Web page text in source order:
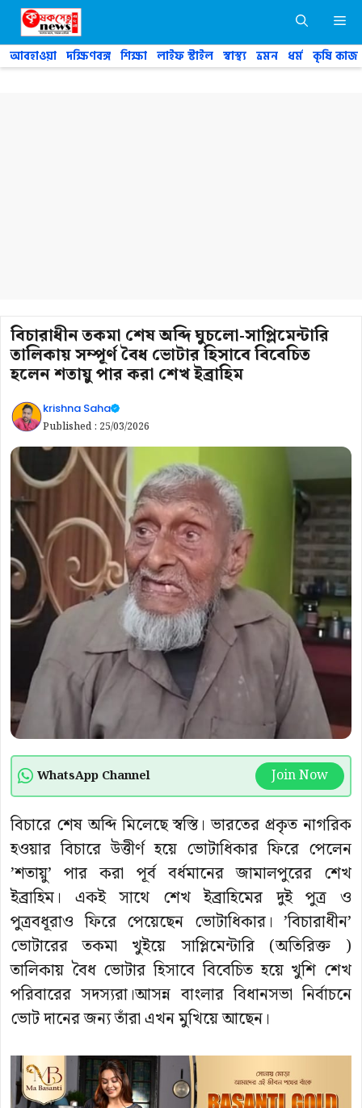
Skip
content
আবহাওয়া দক্ষিণবঙ্গ শিক্ষা লাইফ স্টাইল স্বাস্থ্য ভ্রমন ধর্ম কৃষি কাজ
বিচারাধীন তকমা শেষ অব্দি ঘুচলো-সাপ্লিমেন্টারি
তালিকায় সম্পূর্ণ বৈধ ভোটার হিসাবে বিবেচিত
হলেন শতায়ু পার করা শেখ ইব্রাহিম
krishna Saha
Published : 25/03/2026
WhatsApp Channel Join Now
বিচারে শেষ অব্দি মিলেছে স্বস্তি। ভারতের প্রকৃত নাগরিক
হওয়ার বিচারে উত্তীর্ণ হয়ে ভোটাধিকার ফিরে পেলেন
’শতায়ু’ পার করা পূর্ব বর্ধমানের জামালপুরের শেখ
ইব্রাহিম। একই সাথে শেখ ইব্রাহিমের দুই পুত্র ও
পুত্রবধূরাও ফিরে পেয়েছেন ভোটাধিকার। ’বিচারাধীন’
ভোটারের তকমা খুইয়ে সাপ্লিমেন্টারি (অতিরিক্ত )
তালিকায় বৈধ ভোটার হিসাবে বিবেচিত হয়ে খুশি শেখ
পরিবারের সদস্যরা।আসন্ন বাংলার বিধানসভা নির্বাচনে
ভোট দানের জন্য তাঁরা এখন মুখিয়ে আছেন।